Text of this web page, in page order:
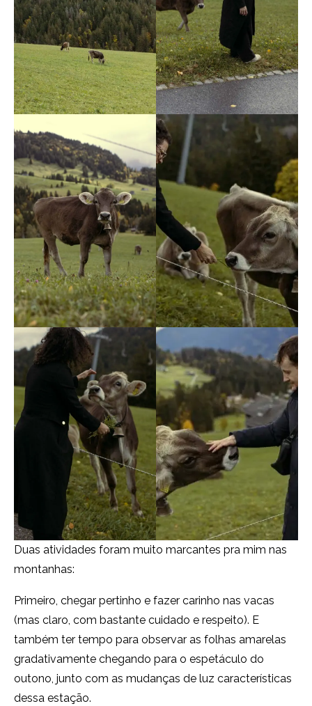
Duas atividades foram muito marcantes pra mim nas
montanhas:
Primeiro, chegar pertinho e fazer carinho nas vacas
(mas claro, com bastante cuidado e respeito). E
também ter tempo para observar as folhas amarelas
gradativamente chegando para o espetáculo do
outono, junto com as mudanças de luz características
dessa estação.